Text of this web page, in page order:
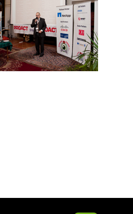
Propagační materiály na
konferenci firmy Proact